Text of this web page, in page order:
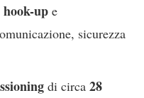
hook-up e
sicurezza
di circa 28